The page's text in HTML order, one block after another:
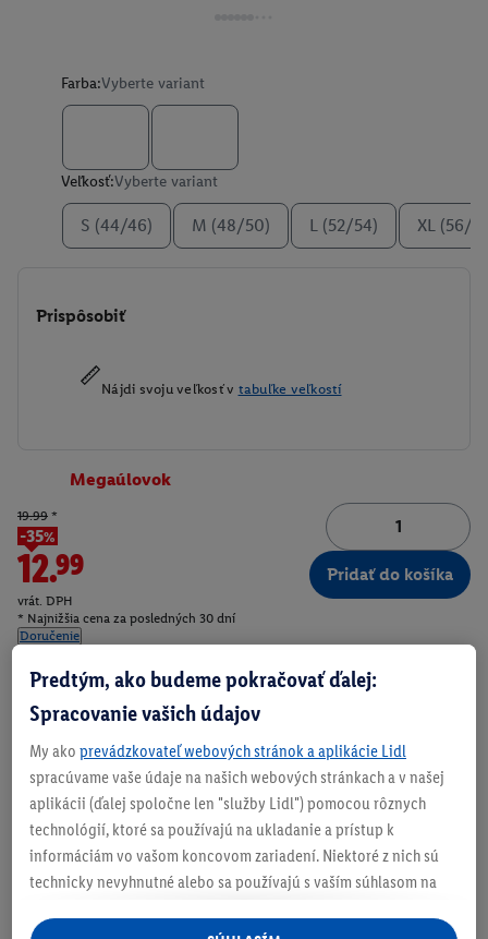
Farba:Vyberte variant
Veľkosť:Vyberte variant
S (44/46) M (48/50) L (52/54) XL (56/
Prispôsobiť
Nájdi svoju veľkosť v tabuľke veľkostí
Megaúlovok
19.99 *
-35%
12.99
vrát. DPH
* Najnižšia cena za posledných 30 dní
Doručenie
Pridať do košíka
Číslo produktu: 100391818
Zistite svoju veľkosť
O produkte
Predtým, ako budeme pokračovať ďalej:
Spracovanie vašich údajov
My ako prevádzkovateľ webových stránok a aplikácie Lidl
spracúvame vaše údaje na našich webových stránkach a v našej
aplikácii (ďalej spoločne len "služby Lidl") pomocou rôznych
technológií, ktoré sa používajú na ukladanie a prístup k
informáciám vo vašom koncovom zariadení. Niektoré z nich sú
technicky nevyhnutné alebo sa používajú s vaším súhlasom na
personalizovanú reklamu v rámci služieb Lidl aj mimo nich. Ak